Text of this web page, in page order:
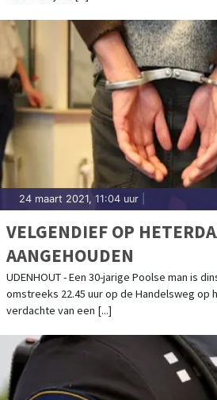
24 maart 2021, 11:04 uur
VELGENDIEF OP
AANGEHOUDEN
UDENHOUT - Een 30-jarige Poolse man is
omstreeks 22.45 uur op de Handelsweg op
verdachte van een [...]